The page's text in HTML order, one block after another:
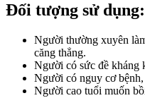
Đối tượng sử dụng:
Người thường xuyên
căng thẳng.
Người có sức đề kháng
Người có nguy cơ
Người cao tuổi muốn